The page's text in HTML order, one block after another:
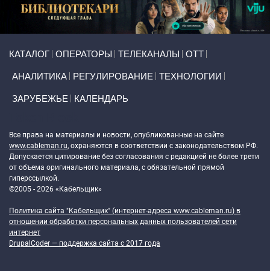
КАТАЛОГ ОПЕРАТОРЫ ТЕЛЕКАНАЛЫ ОТТ
АНАЛИТИКА РЕГУЛИРОВАНИЕ ТЕХНОЛОГИИ
ЗАРУБЕЖЬЕ КАЛЕНДАРЬ
Все права на материалы и новости, опубликованные на сайте
www.cableman.ru, охраняются в соответствии с законодательством РФ.
Допускается цитирование без согласования с редакцией не более трети
от объема оригинального материала, с обязательной прямой
гиперссылкой.
©2005 - 2026 «Кабельщик»
Политика сайта "Кабельщик" (интернет-адреса www.cableman.ru) в
отношении обработки персональных данных пользователей сети
интернет
DrupalCoder — поддержка сайта c 2017 года